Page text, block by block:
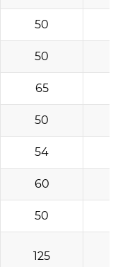
50
50
65
50
54
60
50
125